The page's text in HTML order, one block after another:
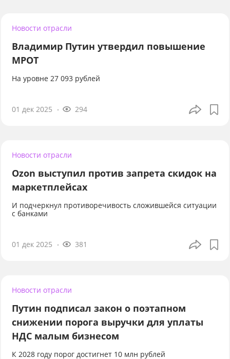
Новости отрасли
Владимир Путин утвердил повышение
МРОТ
На уровне 27 093 рублей
01 дек 2025 294
Новости отрасли
Ozon выступил против запрета скидок на
маркетплейсах
И подчеркнул противоречивость сложившейся ситуации
с банками
01 дек 2025 381
Новости отрасли
Путин подписал закон о поэтапном
снижении порога выручки для уплаты
НДС малым бизнесом
К 2028 году порог достигнет 10 млн рублей